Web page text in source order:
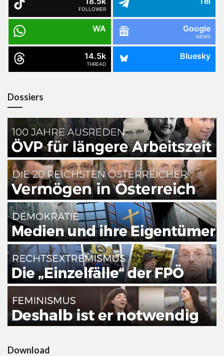
FOLLOWER
WA Google
NEWS
14.5k
THREAD
Bluesky
Dossiers
Download